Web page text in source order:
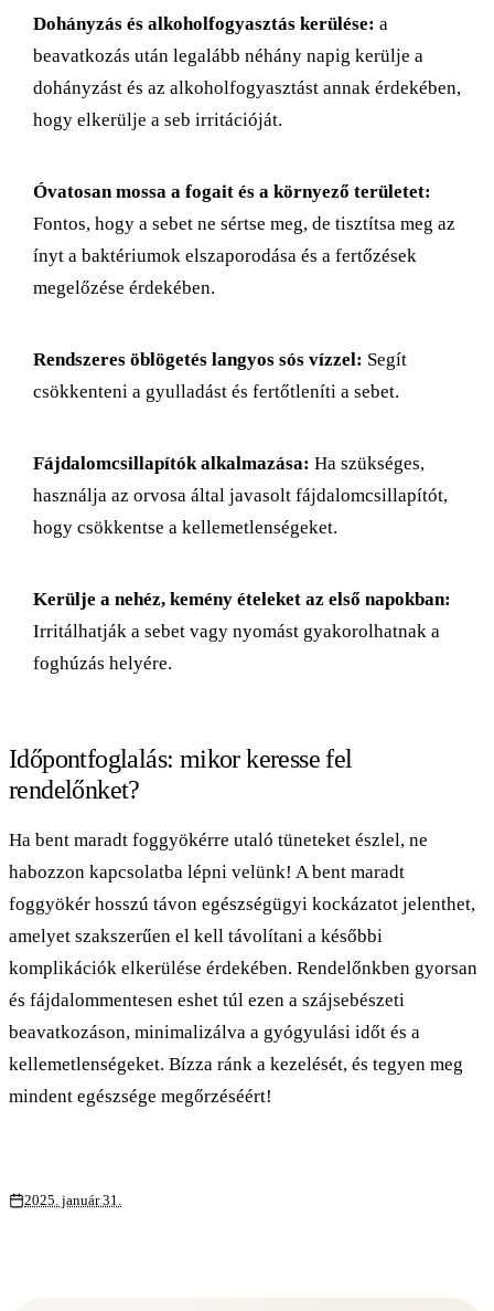
Dohányzás és alkoholfogyasztás kerülése: a
beavatkozás után legalább néhány napig kerülje a
dohányzást és az alkoholfogyasztást annak érdekében,
hogy elkerülje a seb irritációját.
Óvatosan mossa a fogait és a környező területet:
Fontos, hogy a sebet ne sértse meg, de tisztítsa meg az
ínyt a baktériumok elszaporodása és a fertőzések
megelőzése érdekében.
Rendszeres öblögetés langyos sós vízzel: Segít
csökkenteni a gyulladást és fertőtleníti a sebet.
Fájdalomcsillapítók alkalmazása: Ha szükséges,
használja az orvosa által javasolt fájdalomcsillapítót,
hogy csökkentse a kellemetlenségeket.
Kerülje a nehéz, kemény ételeket az első napokban:
Irritálhatják a sebet vagy nyomást gyakorolhatnak a
foghúzás helyére.
Időpontfoglalás: mikor keresse fel
rendelőnket?
Ha bent maradt foggyökérre utaló tüneteket észlel, ne
habozzon kapcsolatba lépni velünk! A bent maradt
foggyökér hosszú távon egészségügyi kockázatot jelenthet,
amelyet szakszerűen el kell távolítani a későbbi
komplikációk elkerülése érdekében. Rendelőnkben gyorsan
és fájdalommentesen eshet túl ezen a szájsebészeti
beavatkozáson, minimalizálva a gyógyulási időt és a
kellemetlenségeket. Bízza ránk a kezelését, és tegyen meg
mindent egészsége megőrzéséért!
2025. január 31.